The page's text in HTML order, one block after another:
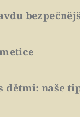
dětmi: naše